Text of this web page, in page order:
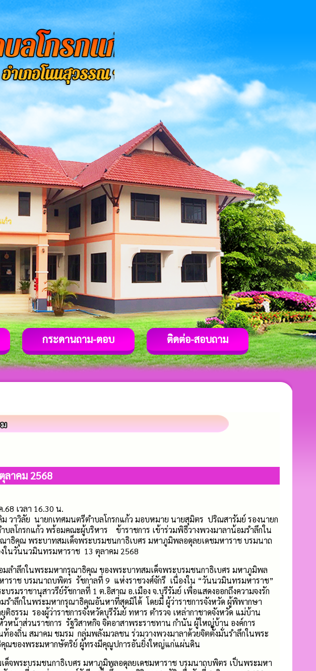
กระดานถาม-ตอบ ติดต่อ-สอบถาม
ลาคม 2568
เวลา 16.30 น.
วาวิลัย นายกเทศมนตรีตำบลโกรกแก้ว มอบหมาย นายสุมิตร ปริณสารัมย์ รองนายก
บลโกรกแก้ว พร้อมคณะผู้บริหาร ข้าราชการ เข้าร่วมพิธีวางพวงมาลาน้อมรำลึกใน
าธิคุณ พระบาทสมเด็จพระบรมชนกาธิเบศร มหาภูมิพลอดุลยเดชมหาราช บรมนาถ
ในวันนวมินทรมหาราช 13 ตุลาคม 2568
มลำลึกในพระมหากรุณาธิคุณ ของพระบาทสมเด็จพระบรมชนกาธิเบศร มหาภูมิพล
าราช บรมนาถบพิตร รัชกาลที่ 9 แห่งราชวงศ์จักรี เนื่องใน “วันนวมินทรมหาราช”
บรมราชานุสาวรีย์รัชกาลที่ 1 ต.อิสาณ อ.เมือง จ.บุรีรัมย์ เพื่อแสดงออกถึงความจงรัก
รำลึกในพระมหากรุณาธิคุณอันหาที่สุดมิได้ โดยมี ผู้ว่าราชการจังหวัด ผู้พิพากษา
ติธรรม รองผู้ว่าราชการจังหวัดบุรีรัมย์ ทหาร ตำรวจ เหล่ากาชาดจังหวัด แม่บ้าน
หน้าส่วนราชการ รัฐวิสาหกิจ จิตอาสาพระราชทาน กำนัน ผู้ใหญ่บ้าน องค์การ
ท้องถิ่น สมาคม ชมรม กลุ่มพลังมวลชน ร่วมวางพวงมาลาด้วยจิตตั้งมั่นรำลึกในพระ
ณของพระมหากษัตริย์ ผู้ทรงมีคุณูปการอันยิ่งใหญ่แก่แผ่นดิน
ด็จพระบรมชนกาธิเบศร มหาภูมิพลอดุลยเดชมหาราช บรมนาถบพิตร เป็นพระมหา